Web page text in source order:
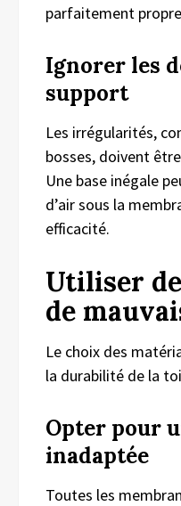
parfaitement
Ignorer les
support
Les irrégularités,
bosses, doivent
Une base inégale
d’air sous la
efficacité.
Utiliser
de
Le choix des
la durabilité de la
Opter pour
inadaptée
Toutes les